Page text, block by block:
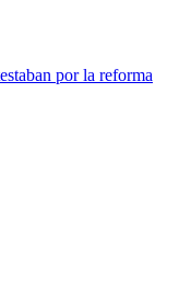
por la reforma